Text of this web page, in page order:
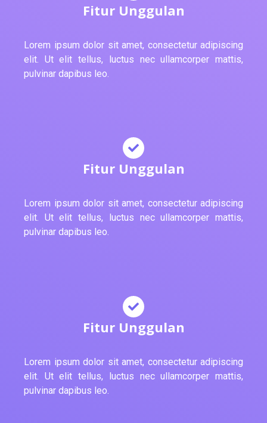
Fitur Unggulan
Lorem ipsum dolor sit amet, consectetur adipiscing
elit. Ut elit tellus, luctus nec ullamcorper mattis,
pulvinar dapibus leo.
Fitur Unggulan
Lorem ipsum dolor sit amet, consectetur adipiscing
elit. Ut elit tellus, luctus nec ullamcorper mattis,
pulvinar dapibus leo.
Fitur Unggulan
Lorem ipsum dolor sit amet, consectetur adipiscing
elit. Ut elit tellus, luctus nec ullamcorper mattis,
pulvinar dapibus leo.